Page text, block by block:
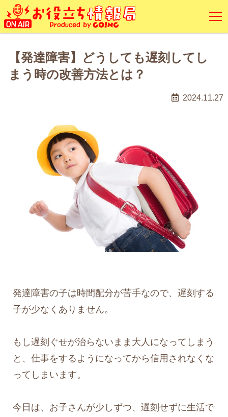
【発達障害】どうしても遅刻してし
まう時の改善方法とは？
2024.11.27
発達障害の子は時間配分が苦手なので、遅刻する
子が少なくありません。
もし遅刻ぐせが治らないまま大人になってしまう
と、仕事をするようになってから信用されなくな
ってしまいます。
今日は、お子さんが少しずつ、遅刻せずに生活で